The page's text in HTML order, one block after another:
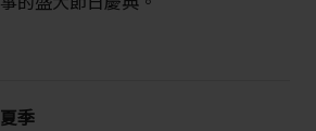
夏季